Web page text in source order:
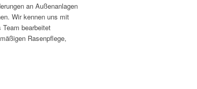
an Außenanlagen
Wir kennen uns mit
bearbeitet
Rasenpflege,